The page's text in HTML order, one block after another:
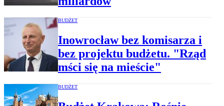
BUDŻET
Inowrocław bez komisarza i
bez projektu budżetu. "Rząd
mści się na mieście"
BUDŻET